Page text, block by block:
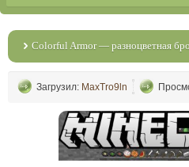
Colorful Armor — разноцветная
Загрузил: MaxTro9ln